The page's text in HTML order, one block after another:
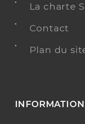
La charte
Contact
Plan du